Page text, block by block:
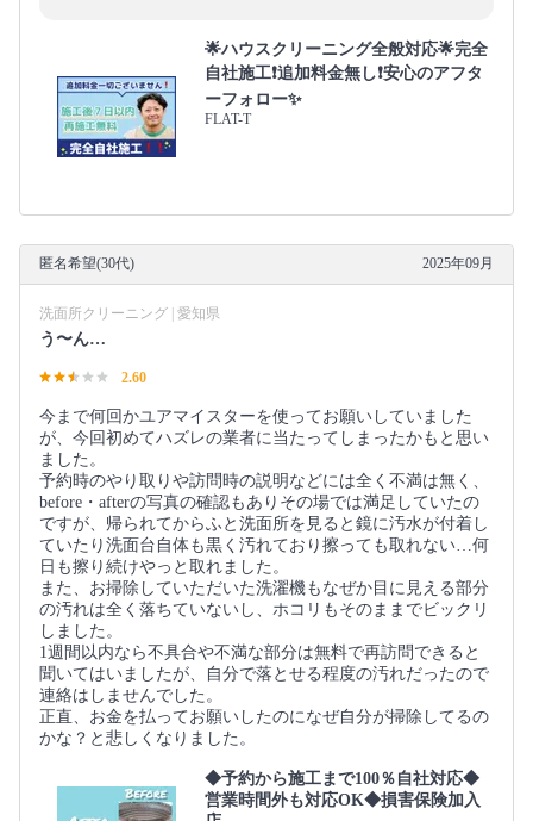
🌟ハウスクリーニング全般対応🌟完全
自社施工❗️追加料金無し❗️安心のアフタ
ーフォロー✨
FLAT-T
匿名希望(30代) 2025年09月
洗面所クリーニング | 愛知県
う〜ん…
2.60
今まで何回かユアマイスターを使ってお願いしていました
が、今回初めてハズレの業者に当たってしまったかもと思い
ました。
予約時のやり取りや訪問時の説明などには全く不満は無く、
before・afterの写真の確認もありその場では満足していたの
ですが、帰られてからふと洗面所を見ると鏡に汚水が付着し
ていたり洗面台自体も黒く汚れており擦っても取れない…何
日も擦り続けやっと取れました。
また、お掃除していただいた洗濯機もなぜか目に見える部分
の汚れは全く落ちていないし、ホコリもそのままでビックリ
しました。
1週間以内なら不具合や不満な部分は無料で再訪問できると
聞いてはいましたが、自分で落とせる程度の汚れだったので
連絡はしませんでした。
正直、お金を払ってお願いしたのになぜ自分が掃除してるの
かな？と悲しくなりました。
◆予約から施工まで100％自社対応◆
営業時間外も対応OK◆損害保険加入